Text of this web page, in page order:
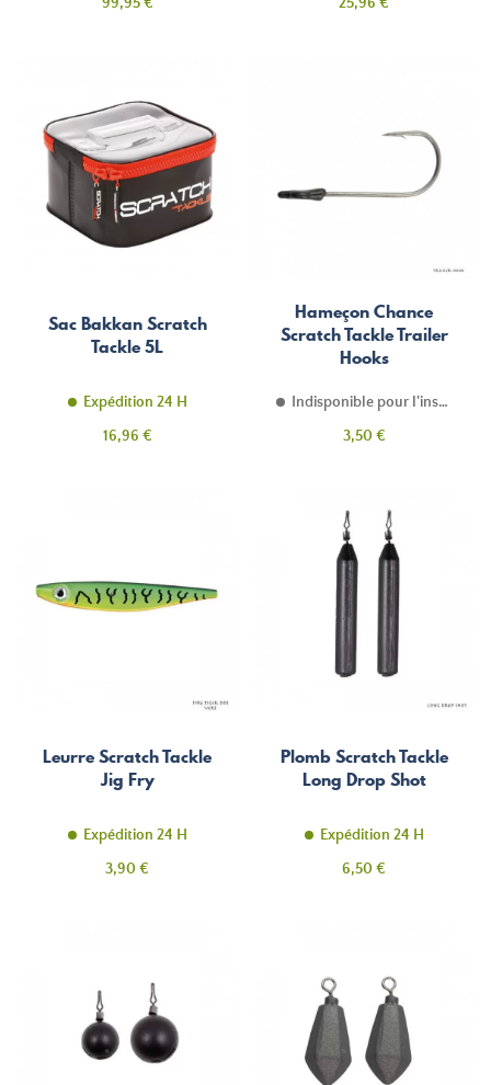
Sac Bakkan Scratch
Tackle 5L
Expédition 24 H
Prix
16,96 €
Hameçon Chance
Scratch Tackle Trailer
Hooks
Indisponible pour l'instant
Prix
3,50 €
Leurre Scratch Tackle
Jig Fry
Expédition 24 H
Prix
3,90 €
Plomb Scratch Tackle
Long Drop Shot
Expédition 24 H
Prix
6,50 €